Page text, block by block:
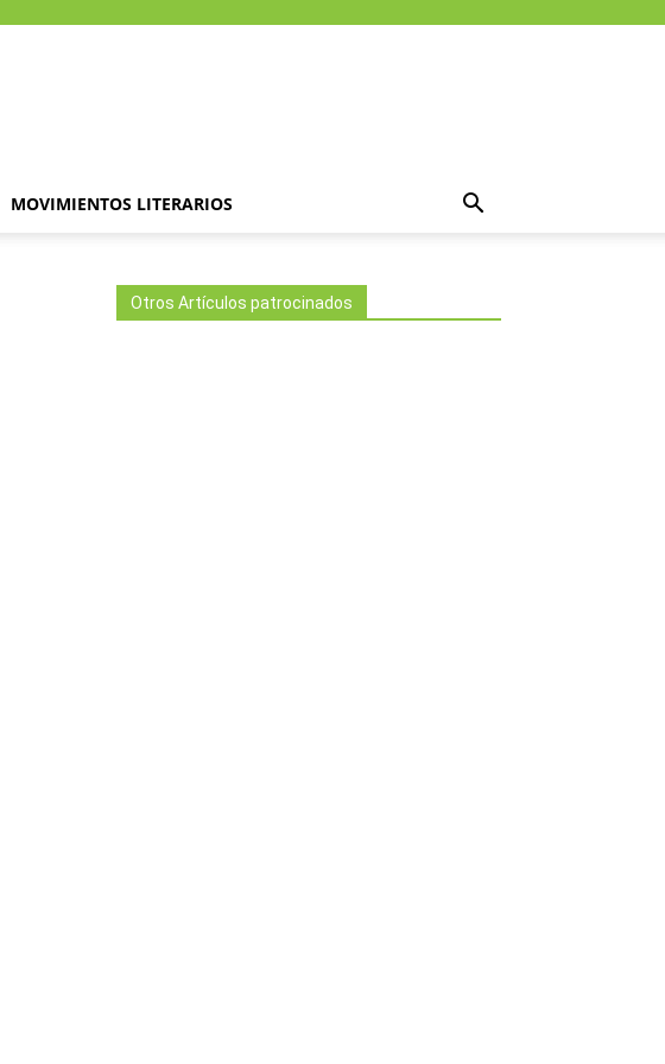
MOVIMIENTOS LITERARIOS
Otros Artículos patrocinados